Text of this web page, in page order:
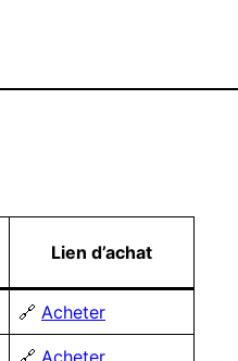
Lien d’achat
🔗 Acheter
🔗 Acheter